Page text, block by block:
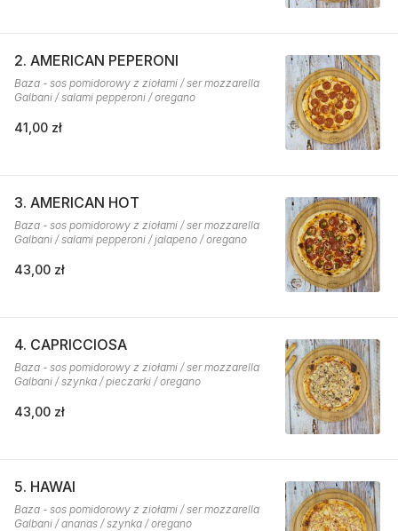
2. AMERICAN PEPERONI
Baza - sos pomidorowy z ziołami / ser mozzarella
Galbani / salami pepperoni / oregano
41,00 zł
3. AMERICAN HOT
Baza - sos pomidorowy z ziołami / ser mozzarella
Galbani / salami pepperoni / jalapeno / oregano
43,00 zł
4. CAPRICCIOSA
Baza - sos pomidorowy z ziołami / ser mozzarella
Galbani / szynka / pieczarki / oregano
43,00 zł
5. HAWAI
Baza - sos pomidorowy z ziołami / ser mozzarella
Galbani / ananas / szynka / oregano